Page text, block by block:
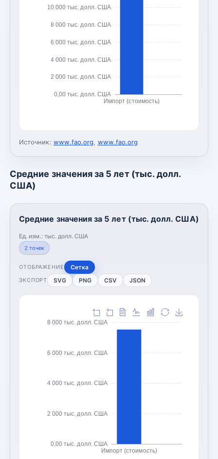
0,00 тыс. долл. США
2 000 тыс. долл. США
4 000 тыс. долл. США
6 000 тыс. долл. США
8 000 тыс. долл. США
10 000 тыс. долл. США
Импорт (стоимость)
Источник: www.fao.org, www.fao.org
Средние значения за 5 лет (тыс. долл.
США)
Средние значения за 5 лет (тыс. долл. США)
Ед. изм.: тыс. долл. США
2 точек
ОТОБРАЖЕНИЕ Сетка
ЭКСПОРТ SVG PNG CSV JSON
0,00 тыс. долл. США
2 000 тыс. долл. США
4 000 тыс. долл. США
6 000 тыс. долл. США
8 000 тыс. долл. США
Импорт (стоимость)